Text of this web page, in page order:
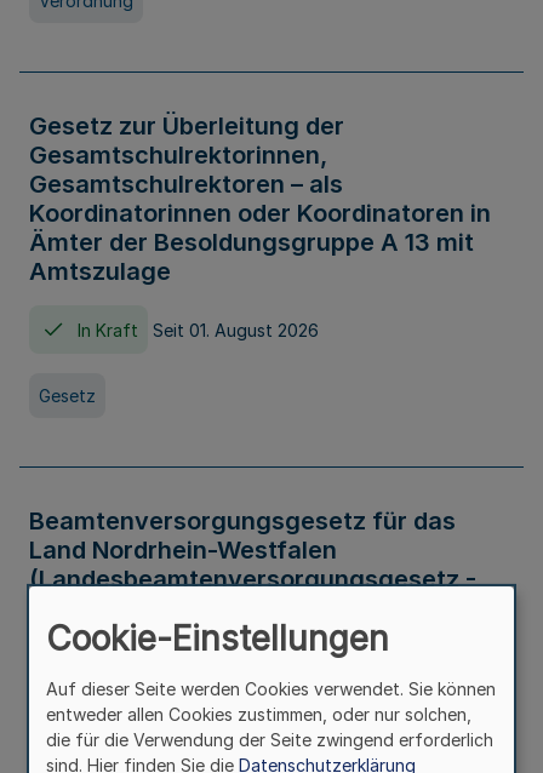
Gesetz zur Überleitung der
Gesamtschulrektorinnen,
Gesamtschulrektoren – als
Koordinatorinnen oder Koordinatoren in
Ämter der Besoldungsgruppe A 13 mit
Amtszulage
In Kraft Seit 01. August 2026
Gesetz
Beamtenversorgungsgesetz für das
Land Nordrhein-Westfalen
(Landesbeamtenversorgungsgesetz -
Gesetz
Cookie-Einstellungen
Auf dieser Seite werden Cookies verwendet. Sie können
entweder allen Cookies zustimmen, oder nur solchen,
die für die Verwendung der Seite zwingend erforderlich
sind. Hier finden Sie die Datenschutzerklärung